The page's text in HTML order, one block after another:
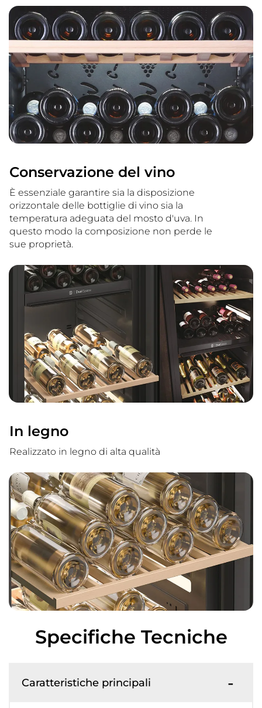
Conservazione del vino
È essenziale garantire sia la disposizione
orizzontale delle bottiglie di vino sia la
temperatura adeguata del mosto d'uva. In
questo modo la composizione non perde le
sue proprietà.
In legno
Realizzato in legno di alta qualità
Specifiche Tecniche
Caratteristiche principali